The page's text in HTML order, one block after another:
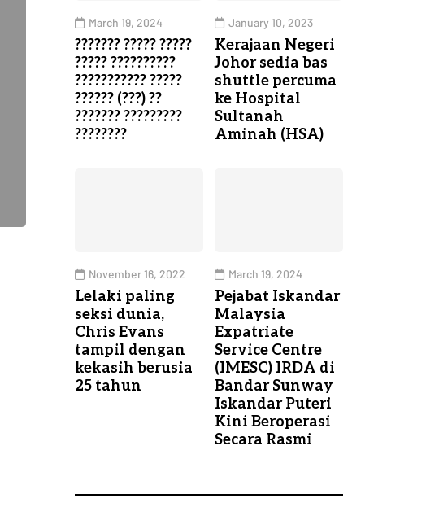
March 19, 2024
??????? ????? ?????
????? ??????????
??????????? ?????
?????? (???) ??
??????? ?????????
????????
January 10, 2023
Kerajaan Negeri
Johor sedia bas
shuttle percuma
ke Hospital
Sultanah
Aminah (HSA)
November 16, 2022
Lelaki paling
seksi dunia,
Chris Evans
tampil dengan
kekasih berusia
25 tahun
March 19, 2024
Pejabat Iskandar
Malaysia
Expatriate
Service Centre
(IMESC) IRDA di
Bandar Sunway
Iskandar Puteri
Kini Beroperasi
Secara Rasmi